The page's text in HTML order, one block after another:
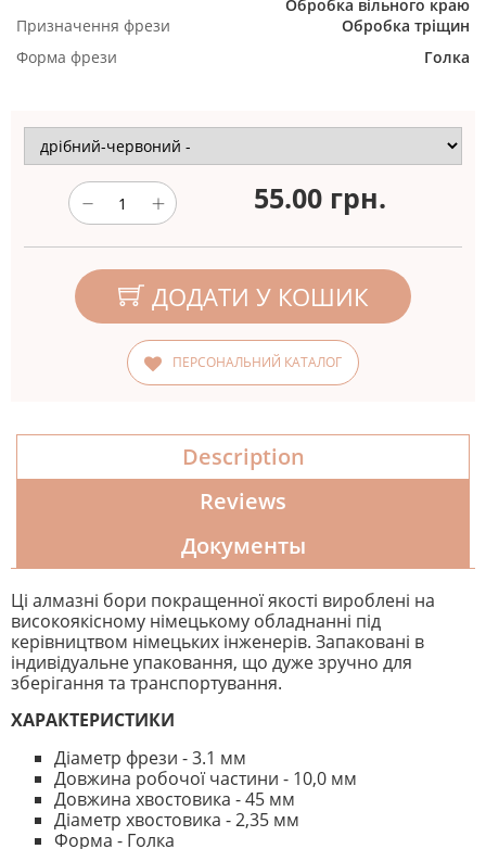
Призначення фрези
Обробка вільного краю
Обробка тріщин
Форма фрези
Голка
55.00 грн.
ДОДАТИ У КОШИК
ПЕРСОНАЛЬНИЙ КАТАЛОГ
Description
Reviews
Документы
Ці алмазні бори покращенної якості вироблені на
високоякісному німецькому обладнанні під
керівництвом німецьких інженерів. Запаковані в
індивідуальне упаковання, що дуже зручно для
зберігання та транспортування.
ХАРАКТЕРИСТИКИ
Діаметр фрези - 3.1 мм
Довжина робочої частини - 10,0 мм
Довжина хвостовика - 45 мм
Діаметр хвостовика - 2,35 мм
Форма - Голка